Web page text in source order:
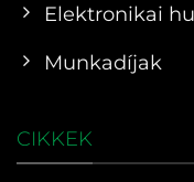
Elektronikai
Munkadíjak
CIKKEK